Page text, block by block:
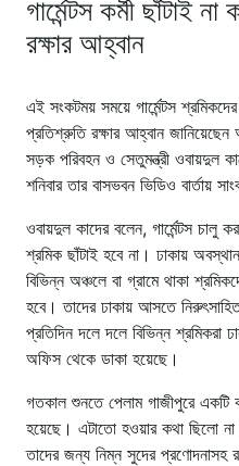
গার্মেন্টস কর্মী ছাঁটাই
রক্ষার আহ্বান
এই সংকটময় সময়ে গার্মেন্টস
প্রতিশ্রুতি রক্ষার আহ্বান
সড়ক পরিবহন ও সেতুমন্ত্রী ওবায়দুল
শনিবার তার বাসভবন ভিডিও বার্তায়
ওবায়দুল কাদের বলেন, গার্মেন্টস চালু
শ্রমিক ছাঁটাই হবে না। ঢাকায়
বিভিন্ন অঞ্চলে বা গ্রামে থাকা
হবে। তাদের ঢাকায় আসতে
প্রতিদিন দলে দলে বিভিন্ন শ্রমিকরা
অফিস থেকে ডাকা হয়েছে।
গতকাল শুনতে পেলাম গাজীপুরে একটি
হয়েছে। এটাতো হওয়ার কথা ছিলো
তাদের জন্য নিম্ন সুদের প্রণোদনাসহ